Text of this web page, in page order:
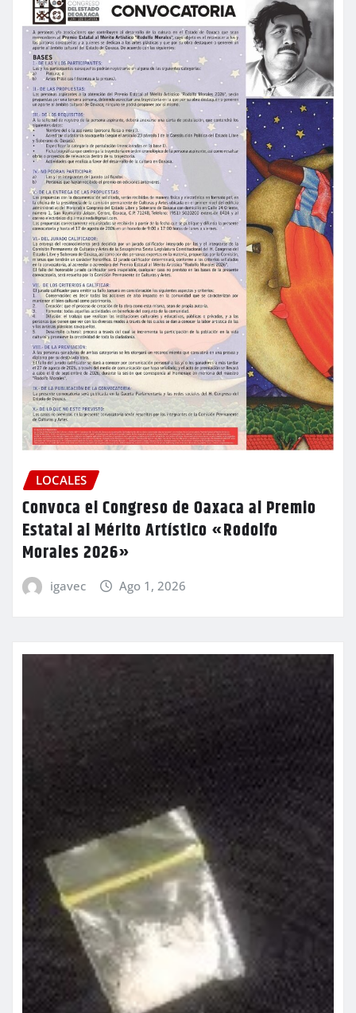
LOCALES
Convoca el Congreso de Oaxaca al Premio
Estatal al Mérito Artístico «Rodolfo
Morales 2026»
igavec Ago 1, 2026